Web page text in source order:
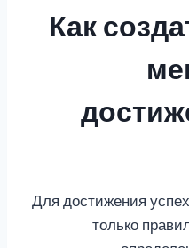
Как
Для достижения
только